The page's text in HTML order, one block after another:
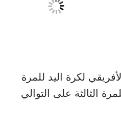
لكرة اليد للمرة
الثالثة على التوالي